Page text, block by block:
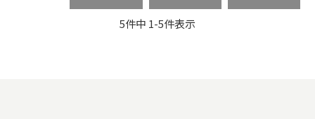
5件中 1-5件表示